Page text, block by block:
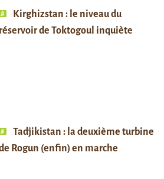
Kirghizstan : le niveau du
réservoir de Toktogoul inquiète
Tadjikistan : la deuxième turbine
Rogun (enfin) en marche